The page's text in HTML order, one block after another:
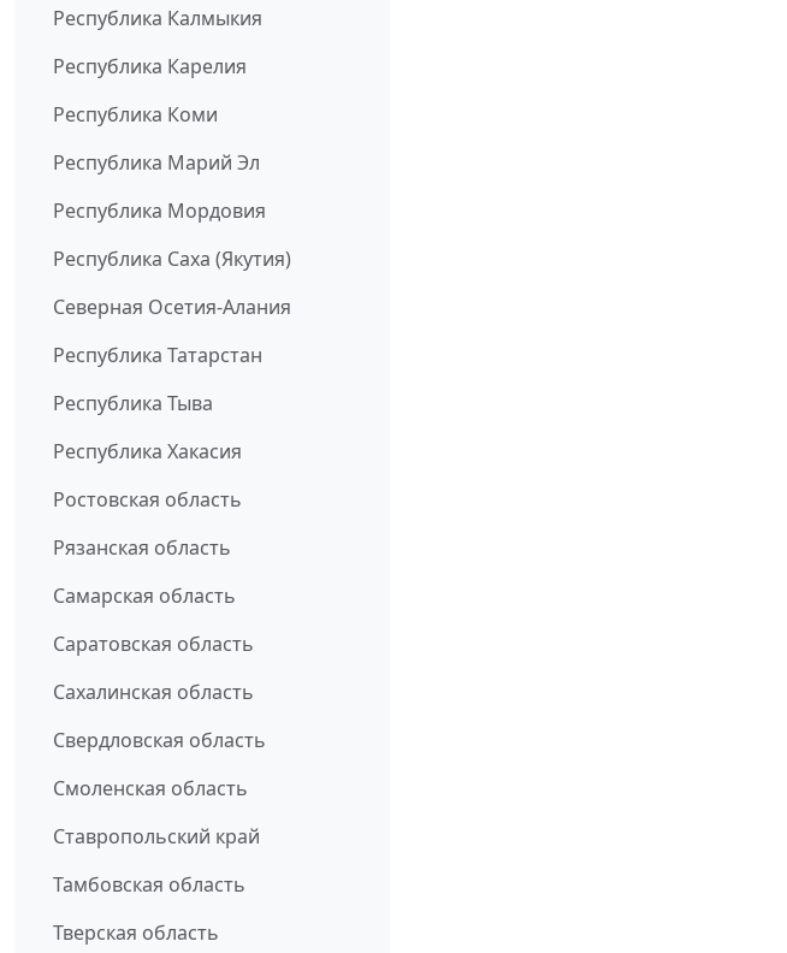
Республика Калмыкия
Республика Карелия
Республика Коми
Республика Марий Эл
Республика Мордовия
Республика Саха (Якутия)
Северная Осетия-Алания
Республика Татарстан
Республика Тыва
Республика Хакасия
Ростовская область
Рязанская область
Самарская область
Саратовская область
Сахалинская область
Свердловская область
Смоленская область
Ставропольский край
Тамбовская область
Тверская область